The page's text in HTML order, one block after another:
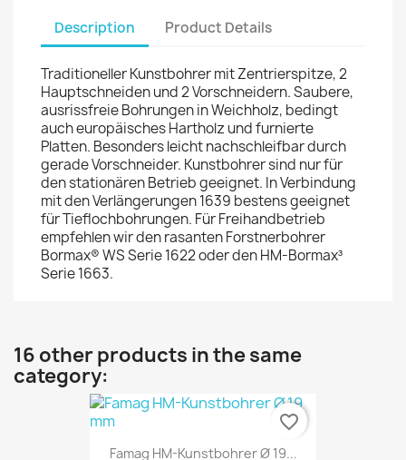
Description Product Details
Traditioneller Kunstbohrer mit Zentrierspitze, 2
Hauptschneiden und 2 Vorschneidern. Saubere,
ausrissfreie Bohrungen in Weichholz, bedingt
auch europäisches Hartholz und furnierte
Platten. Besonders leicht nachschleifbar durch
gerade Vorschneider. Kunstbohrer sind nur für
den stationären Betrieb geeignet. In Verbindung
mit den Verlängerungen 1639 bestens geeignet
für Tieflochbohrungen. Für Freihandbetrieb
empfehlen wir den rasanten Forstnerbohrer
Bormax® WS Serie 1622 oder den HM-Bormax³
Serie 1663.
16 other products in the same
category:
Famag HM-Kunstbohrer Ø 19...
favorite_border